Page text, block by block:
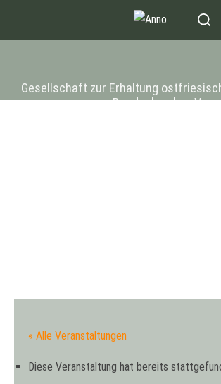
Gesellschaft zur Erhaltung
Baudenkmale e.V.
Suchen
« Alle Veranstaltungen
Diese Veranstaltung hat bereits